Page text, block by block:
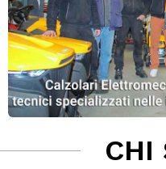
CHI